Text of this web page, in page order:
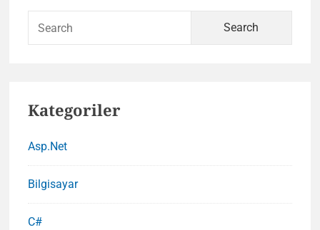
Kategoriler
Asp.Net
Bilgisayar
C#